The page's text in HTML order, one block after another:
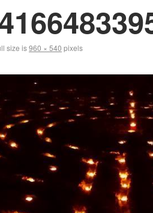
size is960 × 540 pixels